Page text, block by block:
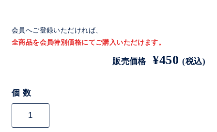
会員へご登録いただければ、
全商品を会員特別価格にてご購入いただけます。
販売価格 ¥450(税込)
個 数